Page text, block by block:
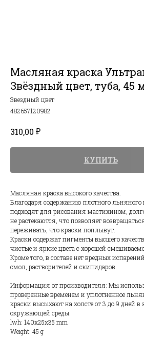
Масляная краска
Звёздный цвет, туба, 45
Звездный цвет
482657120982
310,00 ₽
КУПИТЬ
Масляная краска высокого качества.
Благодаря содержанию плотного
подходят для рисования мастихином,
не растекаются, что позволяет
переживать, что краски поплывут.
Краски содержат пигменты высшего
чистые и яркие цвета с хорошей
Кроме того, в составе нет вредных
смол, растворителей и скипидаров.
Информация от производителя: Мы
проверенные временем и уплотненное
краски высыхают на холсте от 3 до 9 дней в
окружающей среды.
lwh: 140x25x35 mm
Weight: 45 g